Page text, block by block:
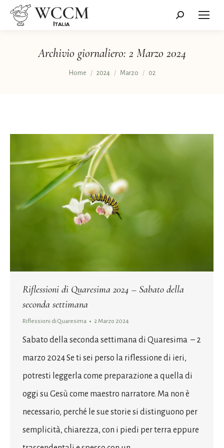
Cerca:
Archivio giornaliero: 2 Marzo 2024
Tu sei qui:
Home 2024 Marzo 02
Riflessioni di Quaresima 2024 – Sabato della
seconda settimana
Riflessioni di Quaresima 2 Marzo 2024
Sabato della seconda settimana di Quaresima – 2
marzo 2024 Se ti sei perso la riflessione di ieri,
potresti leggerla come preparazione a quella di
oggi su Gesù come maestro narratore. Ma non è
necessario, perché le sue storie si distinguono per
semplicità, chiarezza, con i piedi per terra eppure